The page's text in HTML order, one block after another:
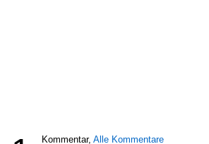
Kommentar, Alle Kommentare